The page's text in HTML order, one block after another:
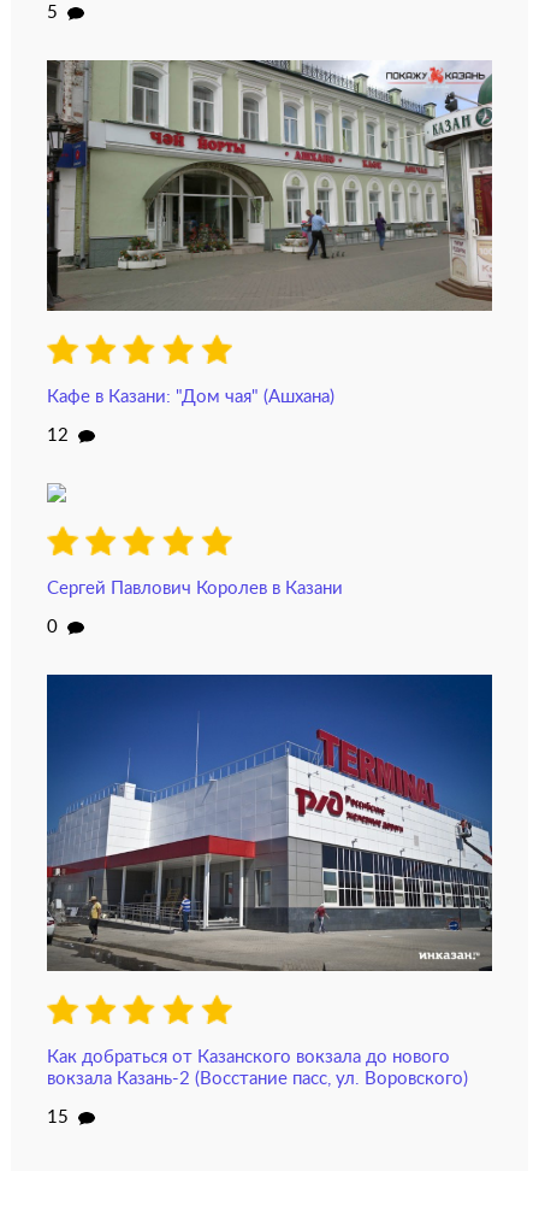
5
Кафе в Казани: "Дом чая" (Ашхана)
12
Сергей Павлович Королев в Казани
0
Как добраться от Казанского вокзала до нового
вокзала Казань-2 (Восстание пасс, ул. Воровского)
15